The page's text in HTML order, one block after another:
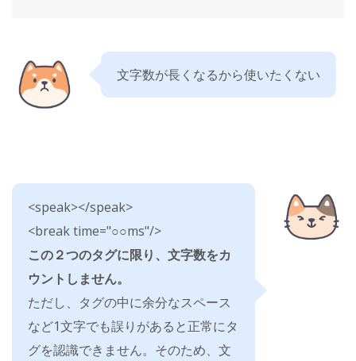
文字数が長くなるから使いたくない
<speak></speak>
<break time="○○ms"/>
この２つのタグに限り、文字数をカ
ウントしません。
ただし、タグの中に余分なスペース
など1文字でも誤りがあると正常にタ
グを認識できません。そのため、文